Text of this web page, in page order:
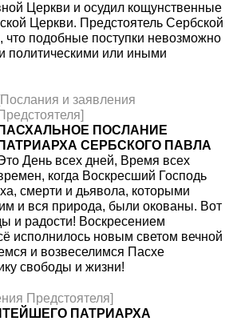
Церкви и осудил кощунственные
Церкви. Предстоятель Сербской
что подобные поступки невозможно
политическими или иными
и заявления
Предстоятеля]
ПАСХАЛЬНОЕ ПОСЛАНИЕ
ПАТРИАРХА СЕРБСКОГО ПАВЛА
День всех дней, Время всех
когда Воскресший Господь
смерти и дьявола, которыми
и вся природа, были окованы. Вот
и радости! Воскресением
исполнилось новым светом вечной
и возвеселимся Пасхе
свободы и жизни!
Предстоятеля]
ПАТРИАРХА